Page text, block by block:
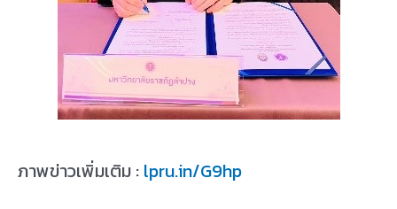
ภาพข่าวเพิ่มเติม : lpru.in/G9hp